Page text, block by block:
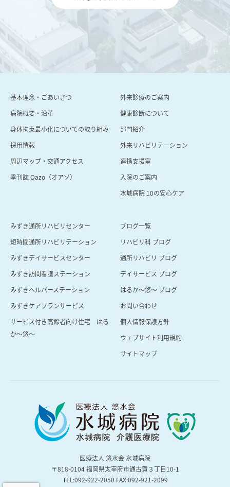
基本理念・ごあいさつ
病院概要・沿⾰
身体拘束最小化についての取り組み
採用情報
周辺マップ・交通アクセス
季刊誌 Oazo（オアゾ）
外来診療のご案内
健康診断について
部門紹介
外来リハビリテーション
連携支援室
⼊院のご案内
⽔城病院 10の安⼼ケア
みずき通所リハビリセンター
短時間通所リハビリテーション
みずきデイサービスセンター
みずき訪問看護ステーション
みずきヘルパーステーション
みずきケアプランサービス
サービス付き高齢者向け住宅 はる
か～悠～
ブログ一覧
リハビリ科 ブログ
通所リハビリ ブログ
デイサービス ブログ
はるか〜悠〜 ブログ
お問い合わせ
個人情報保護方針
ウェブサイト利用規約
サイトマップ
医療法人 悠水会 水城病院
〒818-0104 福岡県太宰府市通古賀３丁⽬10-1
TEL:092-922-2050 FAX:092-921-2099